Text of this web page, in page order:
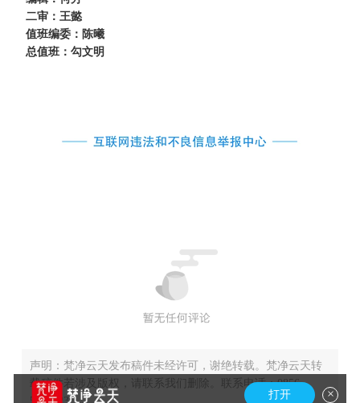
二审：王懿
值班编委：陈曦
总值班：勾文明
打开 ×
声明：梵净云天发布稿件未经许可，谢绝转载。梵净云天转
载稿件若涉及版权，请联系我们删除。联系电话：0856-